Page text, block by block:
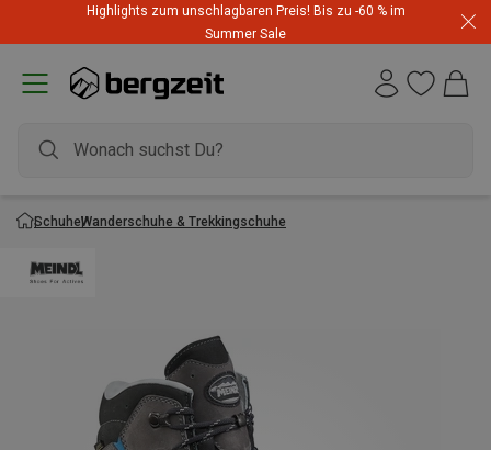
Highlights zum unschlagbaren Preis! Bis zu -60 % im
Summer Sale
SchuheWanderschuhe & Trekkingschuhe